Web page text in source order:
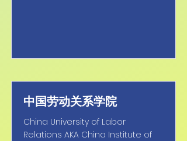
中国劳动关系学院
China University of Labor
Relations AKA China Institute of